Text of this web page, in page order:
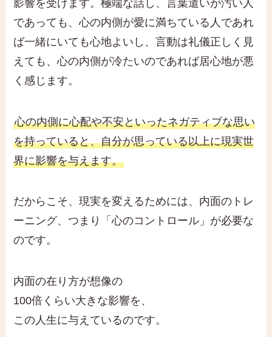
影響を受けます。極端な話し、言葉遣いが汚い人
であっても、心の内側が愛に満ちている人であれ
ば一緒にいても心地よいし、言動は礼儀正しく見
えても、心の内側が冷たいのであれば居心地が悪
く感じます。
心の内側に心配や不安といったネガティブな思い
を持っていると、自分が思っている以上に現実世
界に影響を与えます。
だからこそ、現実を変えるためには、内面のトレ
ーニング、つまり「心のコントロール」が必要な
のです。
内面の在り方が想像の
100倍くらい大きな影響を、
この人生に与えているのです。